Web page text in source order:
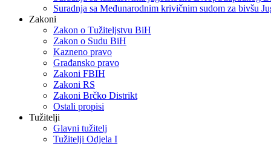
Suradnja sa Međunarodnim krivičnim sudom za bivšu
Zakoni
Zakon o Тužiteljstvu BiH
Zakon o Sudu BiH
Kazneno pravo
Građansko pravo
Zakoni FBIH
Zakoni RS
Zakoni Brčko Distrikt
Ostali propisi
Tužitelji
Glavni tužitelj
Tužitelji Odjela I